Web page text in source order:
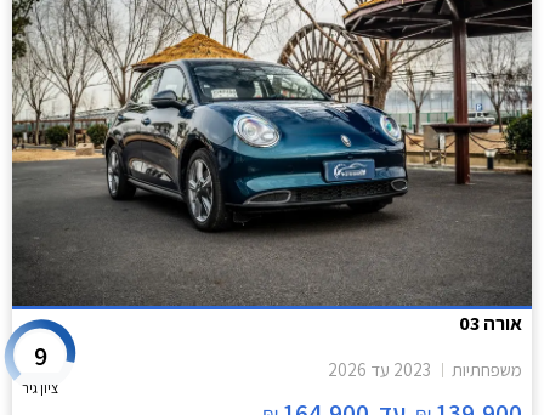
אורה 03
משפחתיות 2023 עד 2026
9
ציון גיר